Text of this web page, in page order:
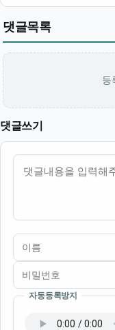
댓글목록
등
댓글쓰기
자동등록방지